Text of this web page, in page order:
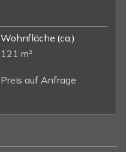
Wohnfläche (ca.)
121 m²
Preis auf Anfrage